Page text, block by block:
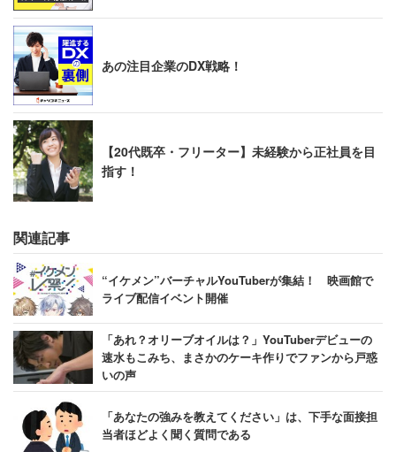
あの注目企業のDX戦略！
【20代既卒・フリーター】未経験から正社員を目
指す！
関連記事
“イケメン”バーチャルYouTuberが集結！ 映画館で
ライブ配信イベント開催
「あれ？オリーブオイルは？」YouTuberデビューの
速水もこみち、まさかのケーキ作りでファンから戸惑
いの声
「あなたの強みを教えてください」は、下手な面接担
当者ほどよく聞く質問である